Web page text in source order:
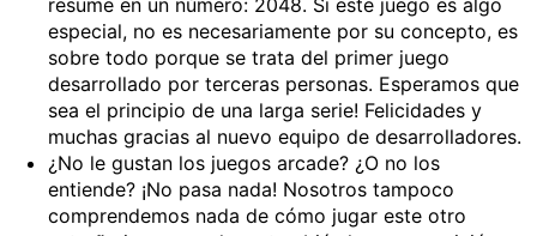
resume en un número: 2048. Si este juego es algo
especial, no es necesariamente por su concepto, es
sobre todo porque se trata del primer juego
desarrollado por terceras personas. Esperamos que
sea el principio de una larga serie! Felicidades y
muchas gracias al nuevo equipo de desarrolladores.
¿No le gustan los juegos arcade? ¿O no los
entiende? ¡No pasa nada! Nosotros tampoco
comprendemos nada de cómo jugar este otro